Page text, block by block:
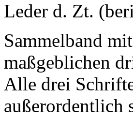
Leder d. Zt.
Sammelband
maßgeblichen
Alle drei
außerordentlich